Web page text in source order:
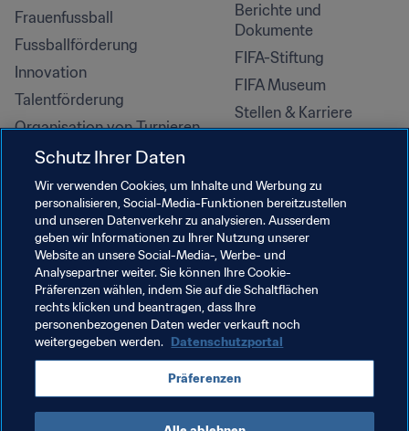
Frauenfussball
Fussballförderung
Innovation
Talentförderung
Organisation von Turnieren
Nachhaltigkeit
Menschenrechte und
Antidiskriminierung
Gesundheit und Medizin
Bildungsinitiativen
Berichte und
Dokumente
FIFA-Stiftung
FIFA Museum
Stellen & Karriere
Schutz Ihrer Daten
Wir verwenden Cookies, um Inhalte und Werbung zu
personalisieren, Social-Media-Funktionen bereitzustellen
und unseren Datenverkehr zu analysieren. Ausserdem
geben wir Informationen zu Ihrer Nutzung unserer
Website an unsere Social-Media-, Werbe- und
Analysepartner weiter. Sie können Ihre Cookie-
Präferenzen wählen, indem Sie auf die Schaltflächen
rechts klicken und beantragen, dass Ihre
personenbezogenen Daten weder verkauft noch
weitergegeben werden. Datenschutzportal
Präferenzen